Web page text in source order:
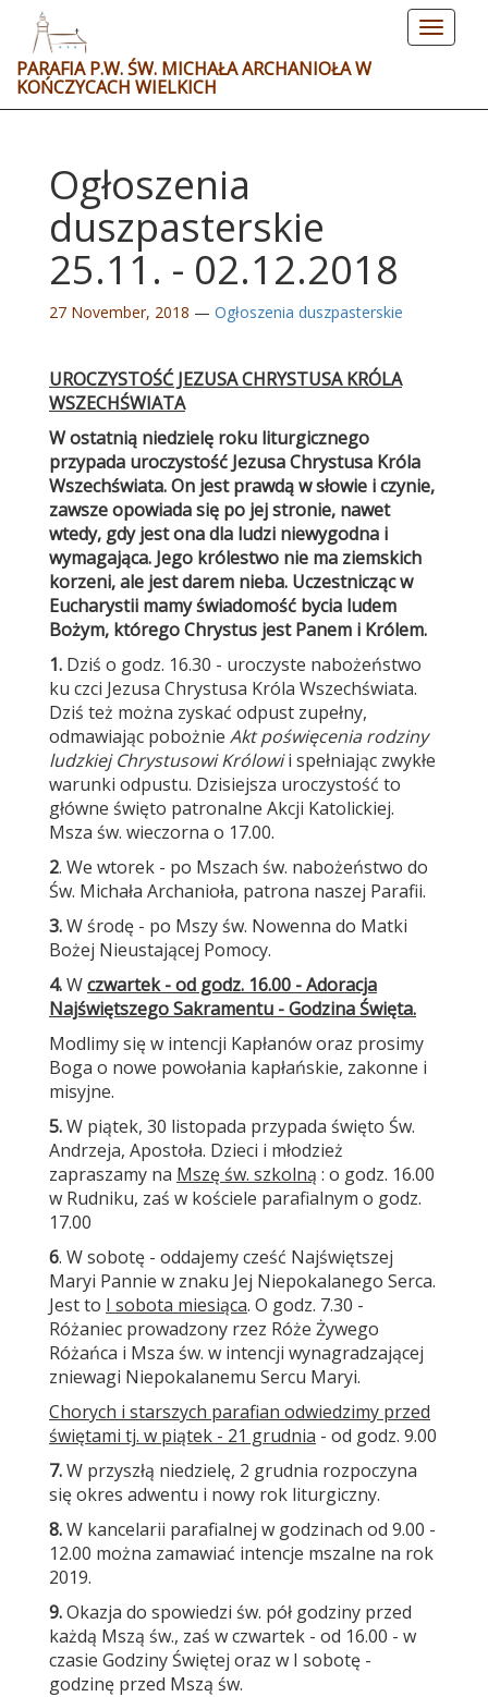
Toggle
PARAFIA P.W. ŚW. MICHAŁA ARCHANIOŁA W
KOŃCZYCACH WIELKICH
Ogłoszenia
duszpasterskie
25.11. - 02.12.2018
27 November, 2018 — Ogłoszenia duszpasterskie
UROCZYSTOŚĆJEZUSA CHRYSTUSA KRÓLA
WSZECHŚWIATA
W ostatnią niedzielę roku liturgicznego
przypada uroczystość Jezusa Chrystusa Króla
Wszechświata. On jest prawdą w słowie i czynie,
zawsze opowiada się po jej stronie, nawet
wtedy, gdy jest ona dla ludzi niewygodna i
wymagająca. Jego królestwo nie ma ziemskich
korzeni, ale jest darem nieba. Uczestnicząc w
Eucharystii mamy świadomość bycia ludem
Bożym, którego Chrystus jest Panem i Królem.
1. Dziś o godz. 16.30 - uroczyste nabożeństwo
ku czci Jezusa Chrystusa Króla Wszechświata.
Dziś też można zyskać odpust zupełny,
odmawiając pobożnie Akt poświęcenia rodziny
ludzkiej Chrystusowi Królowii spełniając zwykłe
warunki odpustu. Dzisiejsza uroczystość to
główne święto patronalne Akcji Katolickiej.
Msza św. wieczorna o 17.00.
2. We wtorek - po Mszach św. nabożeństwo do
Św. Michała Archanioła, patrona naszej Parafii.
3.W środę - po Mszy św. Nowenna do Matki
Bożej Nieustającej Pomocy.
4.Wczwartek - od godz. 16.00 - Adoracja
Najświętszego Sakramentu - Godzina Święta.
Modlimy się w intencji Kapłanów oraz prosimy
Boga o nowe powołania kapłańskie, zakonne i
misyjne.
5.W piątek, 30 listopada przypada święto Św.
Andrzeja, Apostoła. Dzieci i młodzież
zapraszamy na Mszę św. szkolną : o godz. 16.00
w Rudniku, zaś w kościele parafialnym o godz.
17.00
6. W sobotę - oddajemy cześć Najświętszej
Maryi Pannie w znaku Jej Niepokalanego Serca.
Jest to I sobota miesiąca. O godz. 7.30 -
Różaniec prowadzony rzez Róże Żywego
Różańca i Msza św. w intencji wynagradzającej
zniewagi Niepokalanemu Sercu Maryi.
Chorych i starszych parafian odwiedzimy przed
świętami tj. w piątek - 21 grudnia - od godz. 9.00
7.W przyszłą niedzielę, 2 grudnia rozpoczyna
się okres adwentu i nowy rok liturgiczny.
8.W kancelarii parafialnej w godzinach od 9.00 -
12.00 można zamawiać intencje mszalne na rok
2019.
9.Okazja do spowiedzi św. pół godziny przed
każdą Mszą św., zaś w czwartek - od 16.00 - w
czasie Godziny Świętej oraz w I sobotę -
godzinę przed Mszą św.